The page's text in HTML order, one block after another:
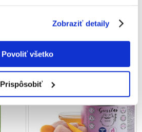
Zobraziť detaily
Povoliť všetko
Prispôsobiť
153.06